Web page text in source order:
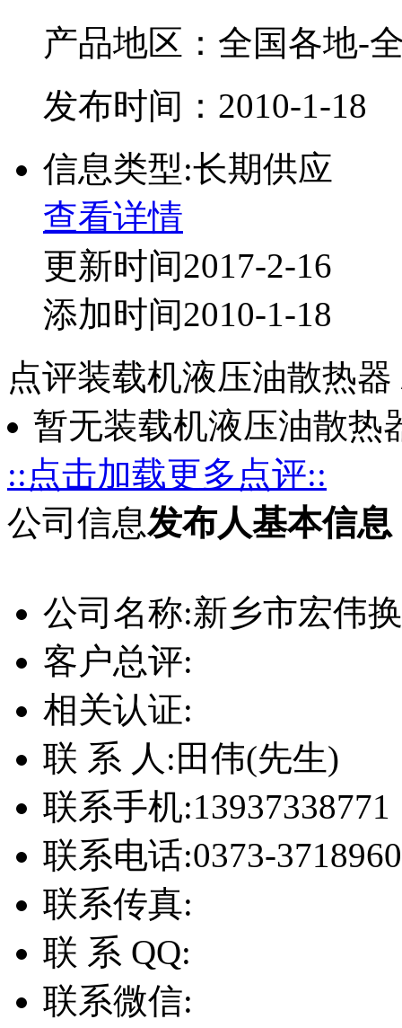
产品地区：全国各地-
发布时间：2010-1-18
信息类型:长期供应
查看详情
更新时间2017-2-16
添加时间2010-1-18
点评装载机液压油散热器
暂无装载机液压油散热
::点击加载更多点评::
公司信息发布人基本信息
公司名称:新乡市宏伟
客户总评:
相关认证:
联 系 人: 田伟(先生)
联系手机:13937338771
联系电话:0373-3718960
联系传真:
联 系 QQ:
联系微信: